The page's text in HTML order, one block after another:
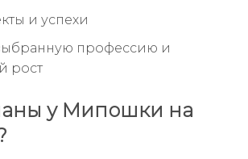
и успехи
профессию и
рост
у Мипошки на